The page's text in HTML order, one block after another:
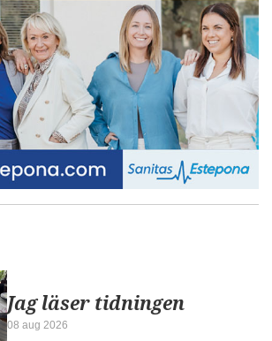
Jag läser tidningen
08 aug 2026